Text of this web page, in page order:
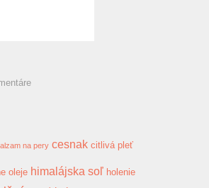
na pery cesnak citlivá pleť
oleje himalájska soľ holenie